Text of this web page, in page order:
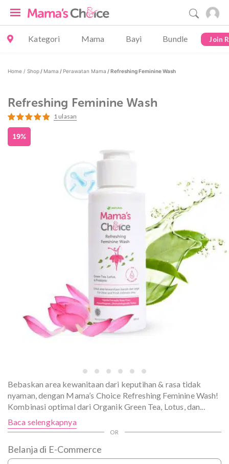
Kategori Mama Bayi Bundle Join
Home / Shop / Mama / Perawatan Mama / Refreshing Feminine Wash
Refreshing Feminine Wash
Peringkat
5.00dari 5
1
1 ulasan
19%
Bebaskan area kewanitaan dari keputihan & rasa tidak
nyaman, dengan Mama’s Choice Refreshing Feminine Wash!
Kombinasi optimal dari Organik Green Tea, Lotus, dan...
Baca selengkapnya
Belanja di E-Commerce